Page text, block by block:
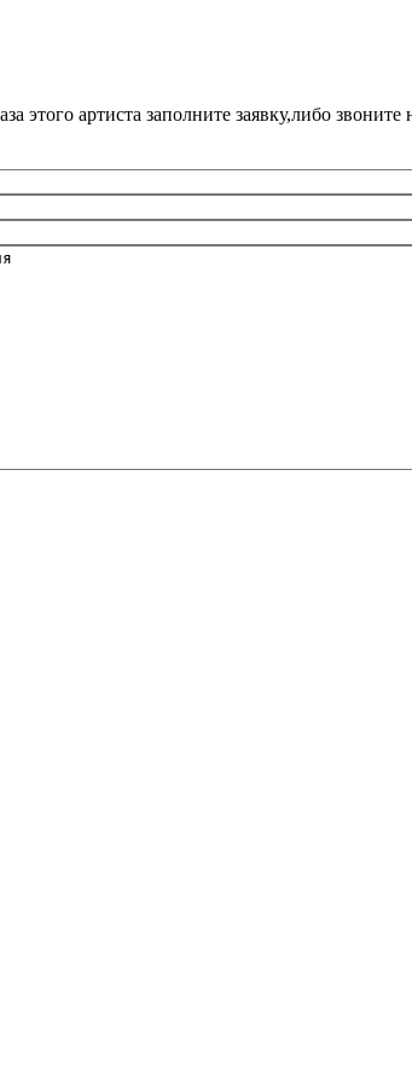
этого артиста заполните заявку,либо